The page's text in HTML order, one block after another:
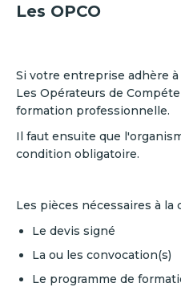
Les OPCO
Si votre entreprise adhère
Les Opérateurs de
formation professionnelle.
Il faut ensuite que
condition obligatoire.
Les pièces nécessaires à
Le devis signé
La ou les convocation(s)
Le programme de